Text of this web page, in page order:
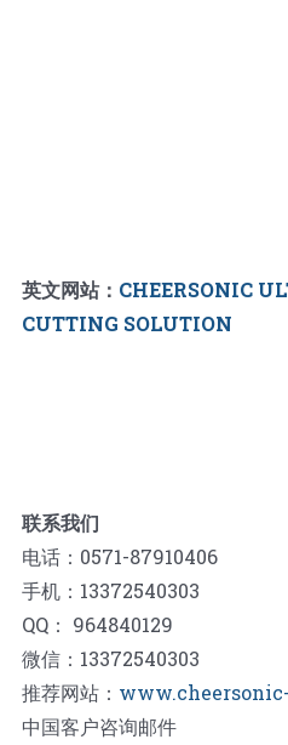
英文网站： CHEERSONIC
CUTTING SOLUTION
联系我们
电话：0571-87910406
手机：13372540303
QQ： 964840129
微信：13372540303
推荐网站：
中国客户咨询邮件